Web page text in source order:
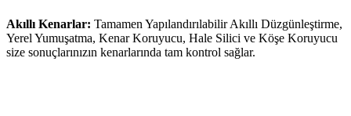
Akıllı Kenarlar: Tamamen Yapılandırılabilir Akıllı Düzgünleştirme,
Yerel Yumuşatma, Kenar Koruyucu, Hale Silici ve Köşe Koruyucu
size sonuçlarınızın kenarlarında tam kontrol sağlar.